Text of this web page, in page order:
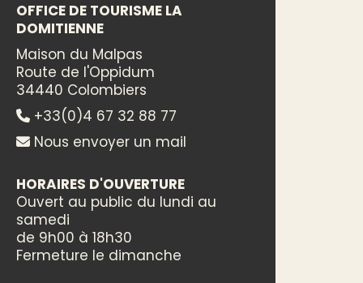
OFFICE DE TOURISME LA
DOMITIENNE
Maison du Malpas
Route de l'Oppidum
34440 Colombiers
+33(0)4 67 32 88 77
Nous envoyer un mail
HORAIRES D'OUVERTURE
Ouvert au public du lundi au
samedi
de 9h00 à 18h30
Fermeture le dimanche